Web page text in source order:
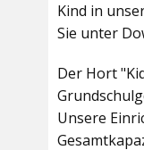
Kind in
Sie unter
Der Hort
Unsere